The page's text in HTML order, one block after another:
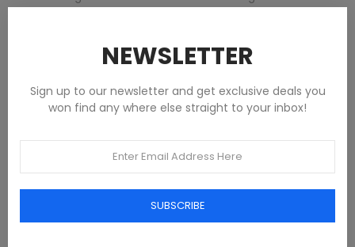
NEWSLETTER
Sign up to our newsletter and get exclusive deals you
won find any where else straight to your inbox!
SUBSCRIBE